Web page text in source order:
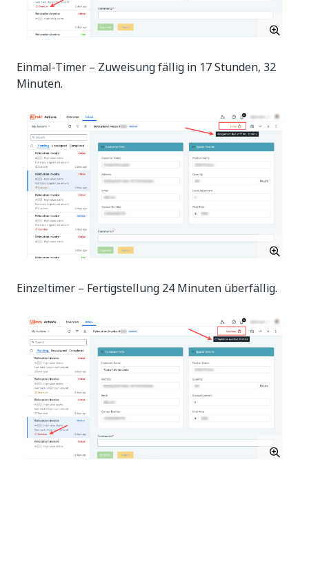
Einmal-Timer – Zuweisung fällig in 17 Stunden, 32
Minuten.
Einzeltimer – Fertigstellung 24 Minuten überfällig.